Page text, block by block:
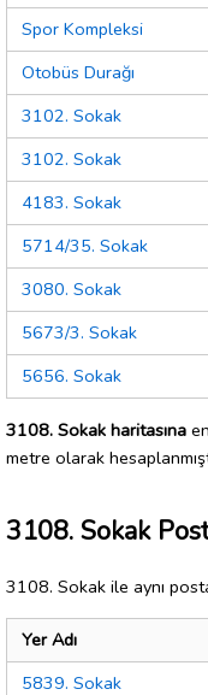
Spor Kompleksi
Otobüs Durağı
3102. Sokak
3102. Sokak
4183. Sokak
5714/35. Sokak
3080. Sokak
5673/3. Sokak
5656. Sokak
3108. Sokak haritasına
metre olarak
3108. Sokak
3108. Sokak ile aynı
Yer Adı
5839. Sokak